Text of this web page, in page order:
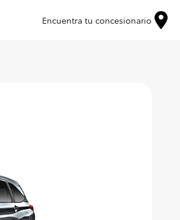
Encuentra tu concesionario